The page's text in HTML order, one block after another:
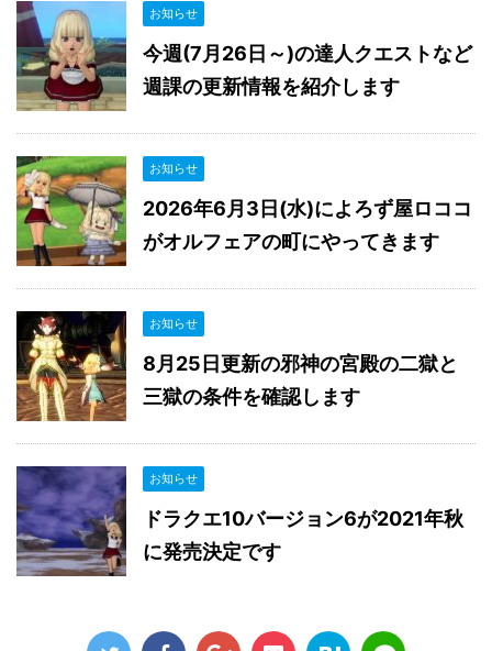
お知らせ
今週(7月26日～)の達人クエストなど
週課の更新情報を紹介します
お知らせ
2026年6月3日(水)によろず屋ロココ
がオルフェアの町にやってきます
お知らせ
8月25日更新の邪神の宮殿の二獄と
三獄の条件を確認します
お知らせ
ドラクエ10バージョン6が2021年秋
に発売決定です